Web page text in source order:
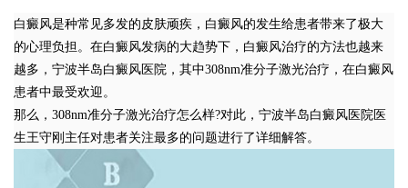
白癜风是种常见多发的皮肤顽疾，白癜风的发生给患者带来了极大
的心理负担。在白癜风发病的大趋势下，白癜风治疗的方法也越来
越多，宁波半岛白癜风医院，其中308nm准分子激光治疗，在白癜风
患者中最受欢迎。
那么，308nm准分子激光治疗怎么样?对此，宁波半岛白癜风医院医
生王守刚主任对患者关注最多的问题进行了详细解答。